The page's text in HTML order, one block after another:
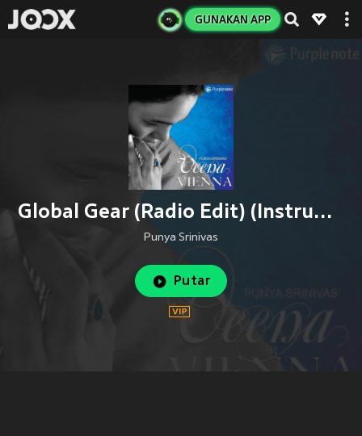
GUNAKAN APP
Global Gear (Radio Edit) (Instrumental|Radio Edit)
Punya Srinivas
Putar